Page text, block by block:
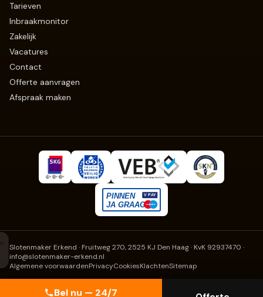
Tarieven
Inbraakmonitor
Zakelijk
Vacatures
Contact
Offerte aanvragen
Afspraak maken
Slotenmaker Erkend · Fruitweg 270, 2525 KJ Den Haag · KvK 92937470 ·
info@slotenmaker-erkend.nl
Algemene voorwaardenPrivacyCookiesKlachtenSitemap
Bel nu — 24/7